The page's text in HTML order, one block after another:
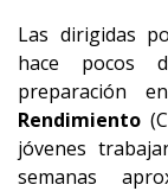
Las dirigidas
hace pocos
preparación
Rendimiento
jóvenes
semanas